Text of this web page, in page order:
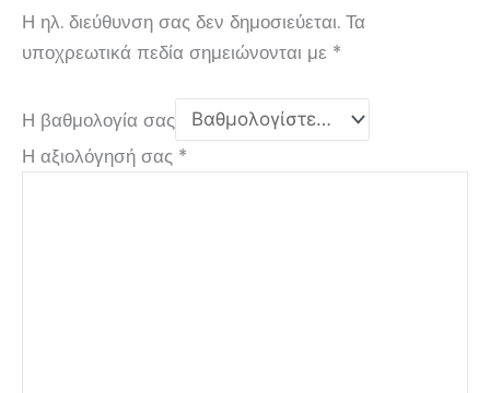
Η ηλ. διεύθυνση σας δεν δημοσιεύεται. Τα
υποχρεωτικά πεδία σημειώνονται με *
Η βαθμολογία σας
Η αξιολόγησή σας *